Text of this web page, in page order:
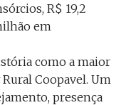
R$ 19,2
em
como a maior
Coopavel. Um
presença